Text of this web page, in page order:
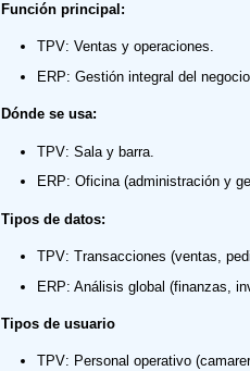
Función principal:
TPV: Ventas y operaciones.
ERP: Gestión integral del
Dónde se usa:
TPV: Sala y barra.
ERP: Oficina (administración y
Tipos de datos:
TPV: Transacciones (ventas,
ERP: Análisis global (finanzas,
Tipos de usuario
TPV: Personal operativo